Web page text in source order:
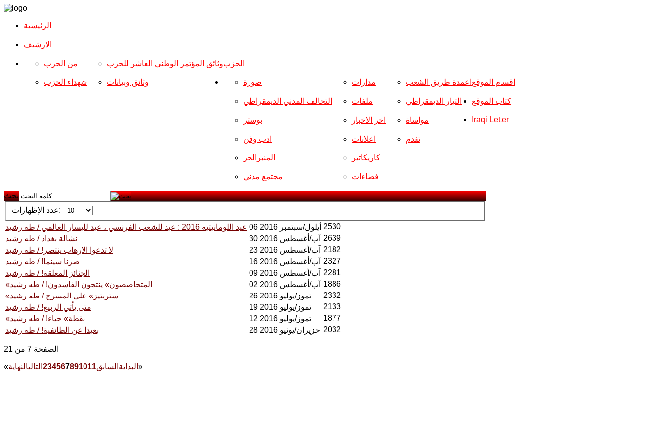
الرئيسية
الارشیف
الحزب من الحزب
شهداء الحزب
وثائق المؤتمر الوطني العاشر للحزب
وثائق وبيانات اقسام الموقع صورة
التحالف المدني الديمقراطي
بوستر
ادب وفن
المنبرالحر
مجتمع مدني
مدارات
ملفات
اخر الاخبار
اعلانات
كاريكاتير
فضاءات
اعمدة طريق الشعب
التيار الديمقراطي
مواساة
تقدم
كتاب الموقع
Iraqi Letter
بحث
عدد الإظهارات:
عيد اللومانيتيه 2016 : عيد للشعب الفرنسي ، عيد لليسار العالمي / طه رشيد 06 أيلول/سبتمبر 2016 2530
نشالة بغداد / طه رشيد
30 آب/أغسطس 2016
2639
لا تدعوا الارهاب ينتصر! / طه رشيد
23 آب/أغسطس 2016
2182
صرنا سينما! / طه رشيد
16 آب/أغسطس 2016
2327
الجنائز المعلقة! / طه رشيد
09 آب/أغسطس 2016
2281
«المتحاصصون» ينتجون الفاسدون! / طه رشيد
02 آب/أغسطس 2016
1886
«ستربتيز» على المسرح / طه رشيد
26 تموز/يوليو 2016
2332
متى يأتي الربيع! / طه رشيد
19 تموز/يوليو 2016
2133
«نقطة» حياء! / طه رشيد
12 تموز/يوليو 2016
1877
بعيدا عن الطائفية! / طه رشيد
28 حزيران/يونيو 2016 2032
الصفحة 7 من 21
« البداية السابق 234567891011 التاليالنهاية »